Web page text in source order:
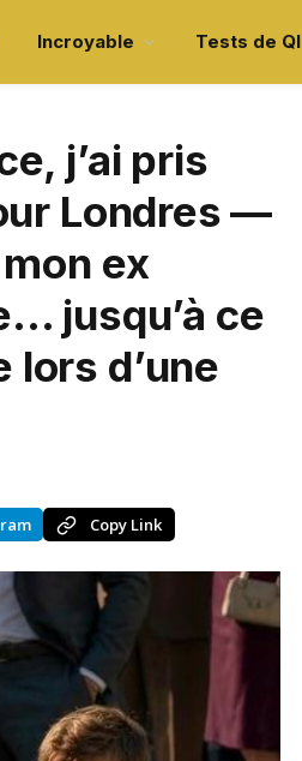
Incroyable Tests de QI
j’ai pris
Londres —
ex
jusqu’à ce
lors d’une
Copy Link